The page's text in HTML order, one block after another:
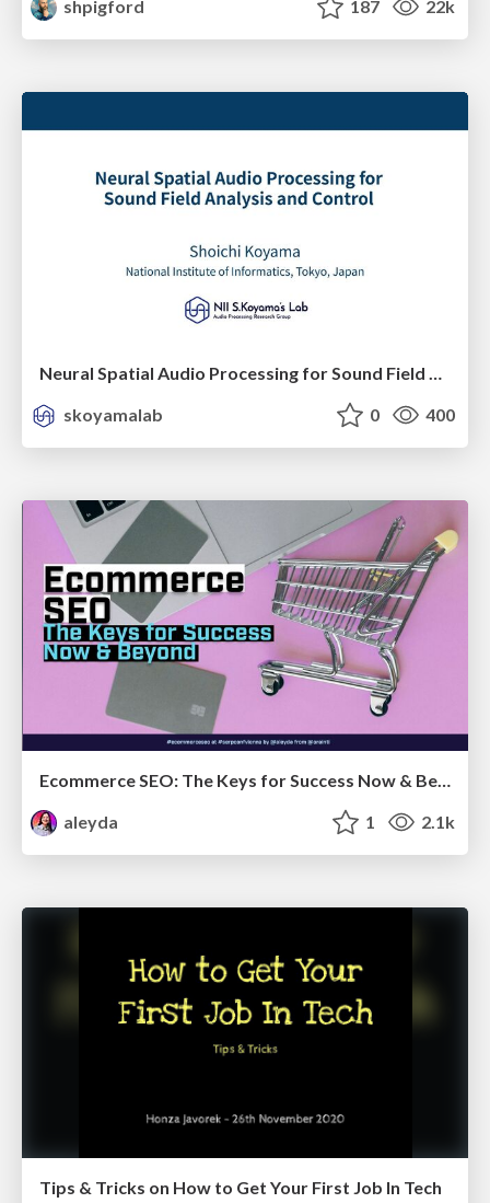
shpigford 187 22k
skoyamalab
0 400
Ecommerce SEO: The Keys for Success Now & Beyond - #SERPConf2024
aleyda
1 2.1k
Tips & Tricks on How to Get Your First Job In Tech